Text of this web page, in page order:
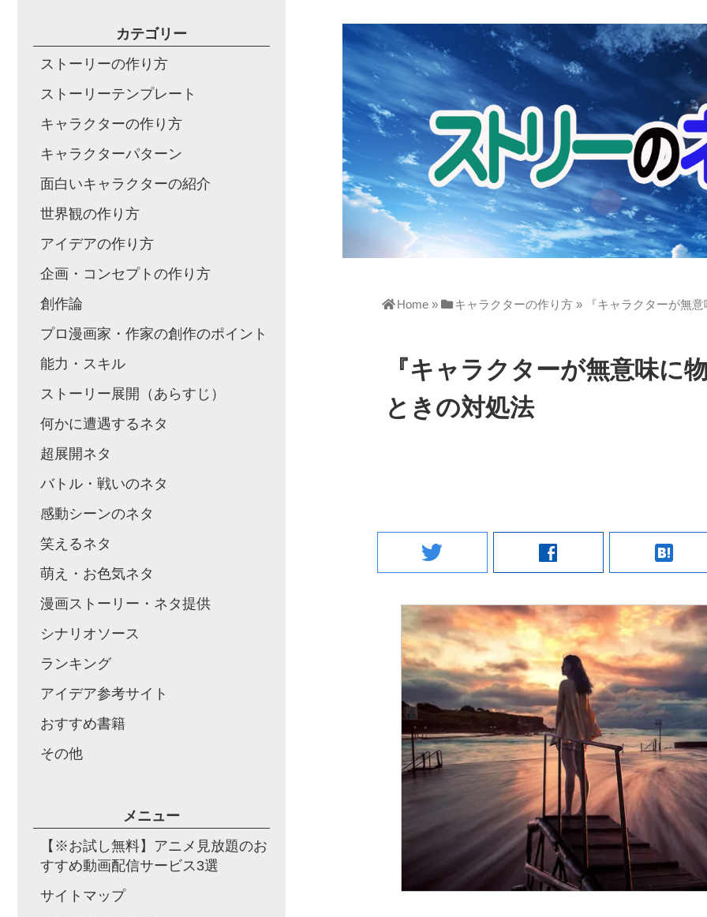
Home » キャラクターの作り方 » 『キャラクターが無
『キャラクターが無意味に
ときの対処法
twitter facebook hatenabookmark
カテゴリー
ストーリーの作り方
ストーリーテンプレート
キャラクターの作り方
キャラクターパターン
面白いキャラクターの紹介
世界観の作り方
アイデアの作り方
企画・コンセプトの作り方
創作論
プロ漫画家・作家の創作のポイント
能力・スキル
ストーリー展開（あらすじ）
何かに遭遇するネタ
超展開ネタ
バトル・戦いのネタ
感動シーンのネタ
笑えるネタ
萌え・お色気ネタ
漫画ストーリー・ネタ提供
シナリオソース
ランキング
アイデア参考サイト
おすすめ書籍
その他
メニュー
【※お試し無料】アニメ見放題のお
すすめ動画配信サービス3選
サイトマップ